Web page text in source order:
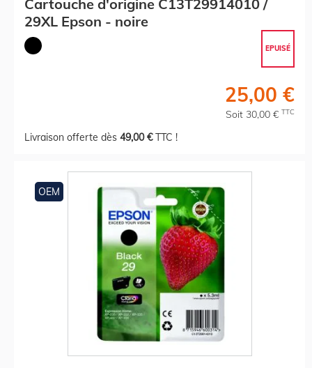
Cartouche d'origine C13T29914010 /
29XL Epson - noire
EPUISÉ
25,00 €
Soit 30,00 € TTC
Livraison offerte dès 49,00 €TTC !
OEM